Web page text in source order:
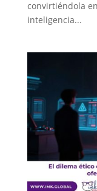
convirtiéndola
inteligencia...